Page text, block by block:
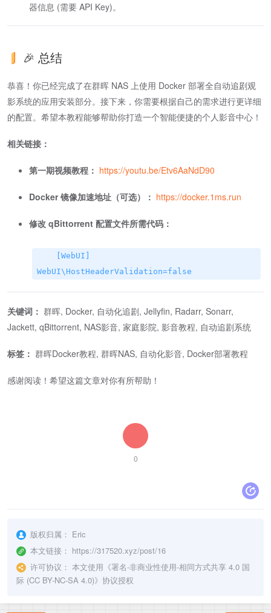
器信息 (需要 API Key)。
🎉 总结
恭喜！你已经完成了在群晖 NAS 上使用 Docker 部署全自动追剧观
影系统的应用安装部分。接下来，你需要根据自己的需求进行更详细
的配置。希望本教程能够帮助你打造一个智能便捷的个人影音中心！
相关链接：
第一期视频教程： https://youtu.be/Etv6AaNdD90
Docker 镜像加速地址（可选）： https://docker.1ms.run
修改 qBittorrent 配置文件所需代码：
[WebUI]
WebUI\HostHeaderValidation=false
关键词： 群晖, Docker, 自动化追剧, Jellyfin, Radarr, Sonarr,
Jackett, qBittorrent, NAS影音, 家庭影院, 影音教程, 自动追剧系统
标签： 群晖Docker教程, 群晖NAS, 自动化影音, Docker部署教程
感谢阅读！希望这篇文章对你有所帮助！
0
版权归属： Eric
本文链接： https://317520.xyz/post/16
许可协议： 本文使用《署名-非商业性使用-相同方式共享 4.0 国
际 (CC BY-NC-SA 4.0)》协议授权